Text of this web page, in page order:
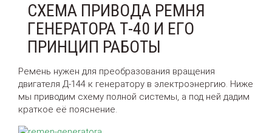
СХЕМА ПРИВОДА РЕМНЯ
ГЕНЕРАТОРА Т-40 И ЕГО
ПРИНЦИП РАБОТЫ
Ремень нужен для преобразования вращения
двигателя Д-144 к генератору в электроэнергию. Ниже
мы приводим схему полной системы, а под ней дадим
краткое её пояснение.